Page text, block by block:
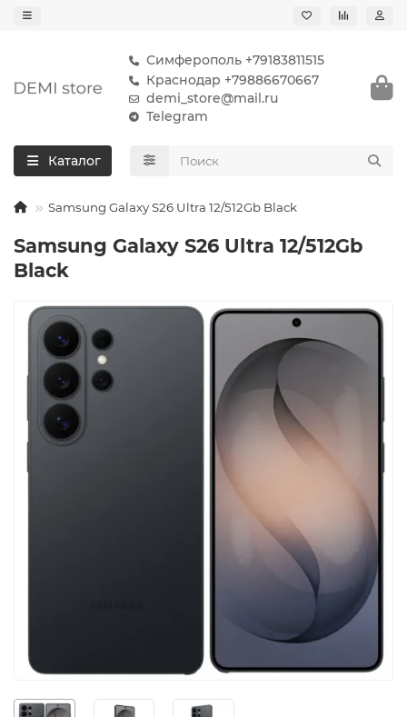
Симферополь +79183811515
Краснодар +79886670667
demi_store@mail.ru
Telegram
Каталог
Samsung Galaxy S26 Ultra 12/512Gb Black
Samsung Galaxy S26 Ultra 12/512Gb
Black